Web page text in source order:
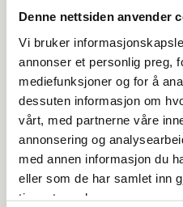
Denne nettsiden anvender
Vi bruker
annonser et personlig preg,
mediefunksjoner og for å
dessuten informasjon om
vårt, med partnerne våre
annonsering og
med annen informasjon du
eller som de har samlet inn
tjenestene deres.
Spesifikasjoner
Rengjøring og
Leveringsinformasjon
Dokumentasjon